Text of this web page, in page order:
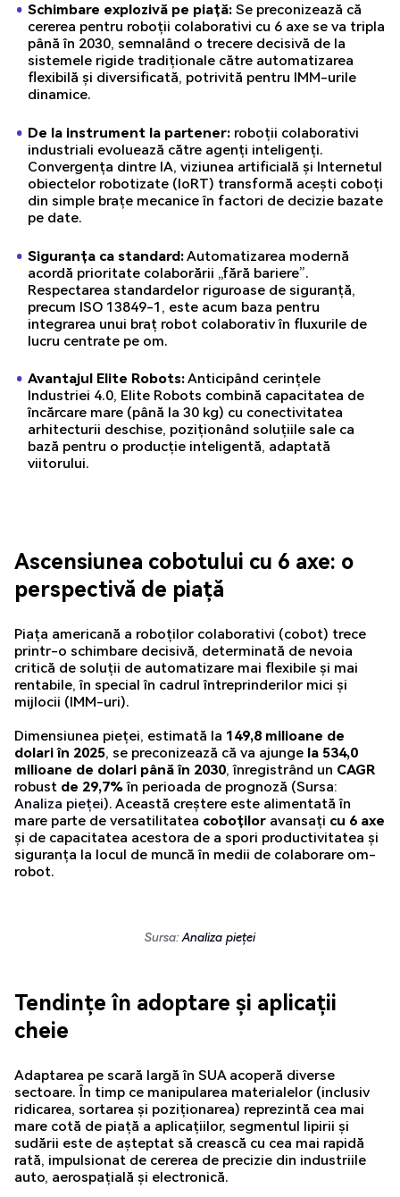
Schimbare explozivă pe piață: Se preconizează că
cererea pentru roboții colaborativi cu 6 axe se va tripla
până în 2030, semnalând o trecere decisivă de la
sistemele rigide tradiționale către automatizarea
flexibilă și diversificată, potrivită pentru IMM-urile
dinamice.
De la instrument la partener: roboții colaborativi
industriali evoluează către agenți inteligenți.
Convergența dintre IA, viziunea artificială și Internetul
obiectelor robotizate (IoRT) transformă acești coboți
din simple brațe mecanice în factori de decizie bazate
pe date.
Siguranța ca standard:Automatizarea modernă
acordă prioritate colaborării „fără bariere”.
Respectarea standardelor riguroase de siguranță,
precum ISO 13849-1, este acum baza pentru
integrarea unui braț robot colaborativ în fluxurile de
lucru centrate pe om.
Avantajul Elite Robots:Anticipând cerințele
Industriei 4.0, Elite Robots combină capacitatea de
încărcare mare (până la 30 kg) cu conectivitatea
arhitecturii deschise, poziționând soluțiile sale ca
bază pentru o producție inteligentă, adaptată
viitorului.
Ascensiunea cobotului cu 6 axe: o
perspectivă de piață
Piața americană a roboților colaborativi (cobot) trece
printr-o schimbare decisivă, determinată de nevoia
critică de soluții de automatizare mai flexibile și mai
rentabile, în special în cadrul întreprinderilor mici și
mijlocii (IMM-uri).
Dimensiunea pieței, estimată la 149,8 milioane de
dolari în 2025, se preconizează că va ajunge la 534,0
milioane de dolari până în 2030, înregistrând un CAGR
robust de 29,7%în perioada de prognoză (Sursa:
Analiza pieței). Această creștere este alimentată în
mare parte de versatilitatea coboțiloravansați cu 6 axe
și de capacitatea acestora de a spori productivitatea și
siguranța la locul de muncă în medii de colaborare om-
robot.
Sursa:Analiza pieței
Tendințe în adoptare și aplicații
cheie
Adaptarea pe scară largă în SUA acoperă diverse
sectoare. În timp ce manipularea materialelor (inclusiv
ridicarea, sortarea și poziționarea) reprezintă cea mai
mare cotă de piață a aplicațiilor, segmentul lipirii și
sudării este de așteptat să crească cu cea mai rapidă
rată, impulsionat de cererea de precizie din industriile
auto, aerospațială și electronică.